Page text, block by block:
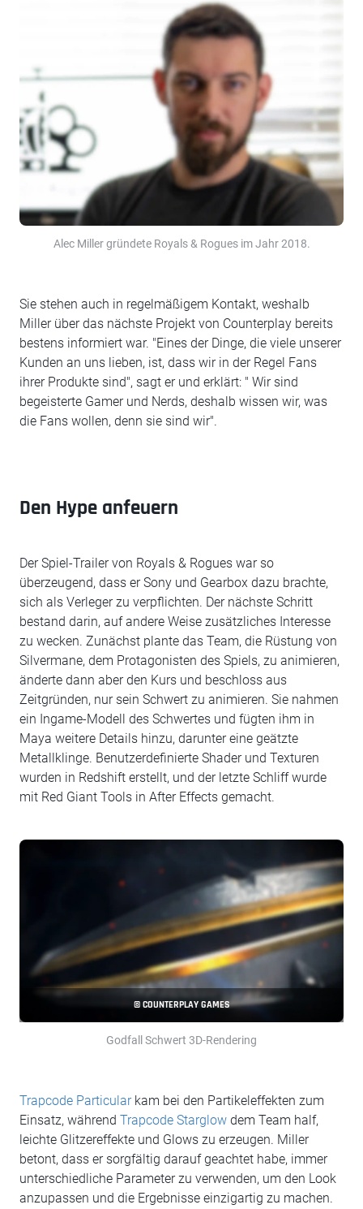
Alec Miller gründete Royals & Rogues im Jahr 2018.
Sie stehen auch in regelmäßigem Kontakt, weshalb
Miller über das nächste Projekt von Counterplay bereits
bestens informiert war. "Eines der Dinge, die viele unserer
Kunden an uns lieben, ist, dass wir in der Regel Fans
ihrer Produkte sind", sagt er und erklärt: " Wir sind
begeisterte Gamer und Nerds, deshalb wissen wir, was
die Fans wollen, denn sie sind wir".
Den Hype anfeuern
Der Spiel-Trailer von Royals & Rogues war so
überzeugend, dass er Sony und Gearbox dazu brachte,
sich als Verleger zu verpflichten. Der nächste Schritt
bestand darin, auf andere Weise zusätzliches Interesse
zu wecken. Zunächst plante das Team, die Rüstung von
Silvermane, dem Protagonisten des Spiels, zu animieren,
änderte dann aber den Kurs und beschloss aus
Zeitgründen, nur sein Schwert zu animieren. Sie nahmen
ein Ingame-Modell des Schwertes und fügten ihm in
Maya weitere Details hinzu, darunter eine geätzte
Metallklinge. Benutzerdefinierte Shader und Texturen
wurden in Redshift erstellt, und der letzte Schliff wurde
mit Red Giant Tools in After Effects gemacht.
© COUNTERPLAY GAMES
Godfall Schwert 3D-Rendering
Trapcode Particularkam bei den Partikeleffekten zum
Einsatz, während Trapcode Starglow dem Team half,
leichte Glitzereffekte und Glows zu erzeugen. Miller
betont, dass er sorgfältig darauf geachtet habe, immer
unterschiedliche Parameter zu verwenden, um den Look
anzupassen und die Ergebnisse einzigartig zu machen.